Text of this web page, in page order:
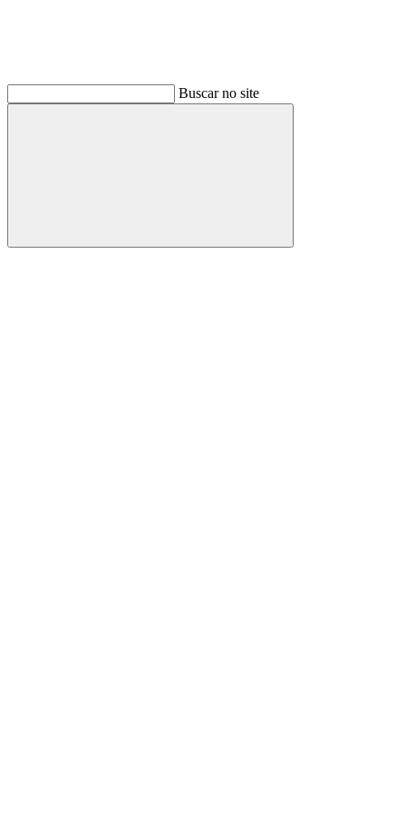
Buscar no site
Buscar